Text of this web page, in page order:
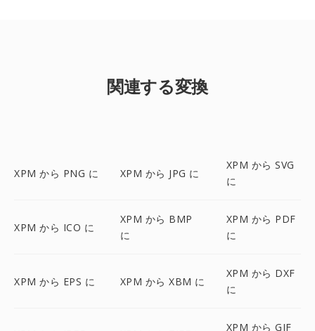
関連する変換
XPM から PNG に XPM から JPG に
XPM から SVG
に
XPM から ICO に
XPM から BMP
に
XPM から PDF
に
XPM から EPS に XPM から XBM に
XPM から DXF
に
XPM から GIF